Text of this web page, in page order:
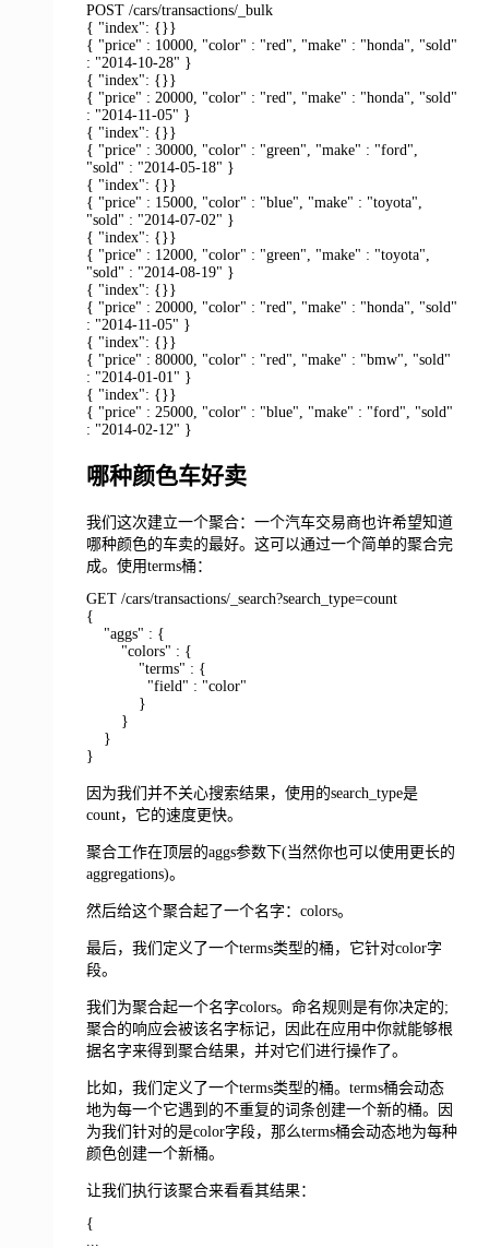
POST /cars/transactions/_bulk
{ "index": {}}
{ "price" : 10000, "color" : "red", "make" : "honda", "sold"
: "2014-10-28" }
{ "index": {}}
{ "price" : 20000, "color" : "red", "make" : "honda", "sold"
: "2014-11-05" }
{ "index": {}}
{ "price" : 30000, "color" : "green", "make" : "ford",
"sold" : "2014-05-18" }
{ "index": {}}
{ "price" : 15000, "color" : "blue", "make" : "toyota",
"sold" : "2014-07-02" }
{ "index": {}}
{ "price" : 12000, "color" : "green", "make" : "toyota",
"sold" : "2014-08-19" }
{ "index": {}}
{ "price" : 20000, "color" : "red", "make" : "honda", "sold"
: "2014-11-05" }
{ "index": {}}
{ "price" : 80000, "color" : "red", "make" : "bmw", "sold"
: "2014-01-01" }
{ "index": {}}
{ "price" : 25000, "color" : "blue", "make" : "ford", "sold"
: "2014-02-12" }
哪种颜色车好卖
我们这次建立一个聚合：一个汽车交易商也许希望知道
哪种颜色的车卖的最好。这可以通过一个简单的聚合完
成。使用terms桶：
GET /cars/transactions/_search?search_type=count
{
"aggs" : {
"colors" : {
"terms" : {
"field" : "color"
}
}
}
}
因为我们并不关心搜索结果，使用的search_type是
count，它的速度更快。
聚合工作在顶层的aggs参数下(当然你也可以使用更长的
aggregations)。
然后给这个聚合起了一个名字：colors。
最后，我们定义了一个terms类型的桶，它针对color字
段。
我们为聚合起一个名字colors。命名规则是有你决定的;
聚合的响应会被该名字标记，因此在应用中你就能够根
据名字来得到聚合结果，并对它们进行操作了。
比如，我们定义了一个terms类型的桶。terms桶会动态
地为每一个它遇到的不重复的词条创建一个新的桶。因
为我们针对的是color字段，那么terms桶会动态地为每种
颜色创建一个新桶。
让我们执行该聚合来看看其结果：
{